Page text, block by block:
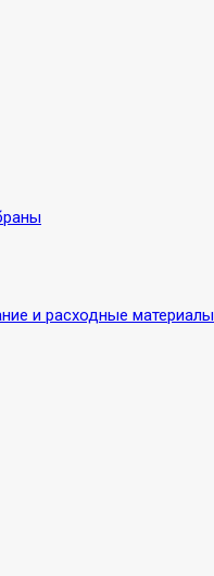
и расходные материалы